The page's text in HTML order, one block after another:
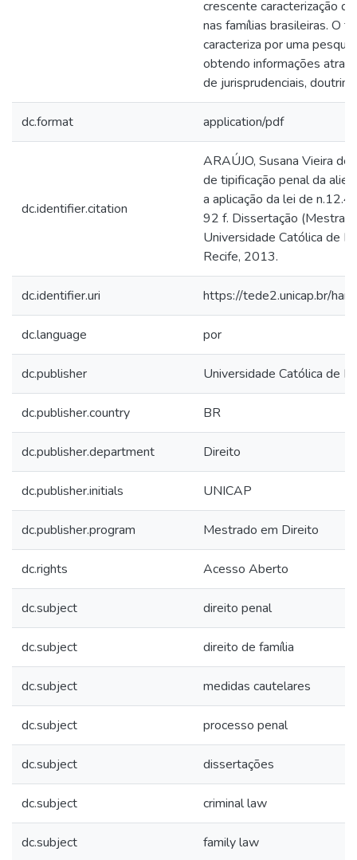
crescente caracterização
nas famílias brasileiras. O
caracteriza por uma
obtendo informações
de jurisprudenciais,
dc.format application/pdf
dc.identifier.citation
ARAÚJO, Susana Vieira
de tipificação penal da
a aplicação da lei de
92 f. Dissertação
Universidade Católica de
Recife, 2013.
dc.identifier.uri https://tede2.unicap.br/
dc.language por
dc.publisher Universidade Católica de
dc.publisher.country BR
dc.publisher.department Direito
dc.publisher.initials UNICAP
dc.publisher.program Mestrado em Direito
dc.rights Acesso Aberto
dc.subject direito penal
dc.subject direito de família
dc.subject medidas cautelares
dc.subject processo penal
dc.subject dissertações
dc.subject criminal law
dc.subject family law